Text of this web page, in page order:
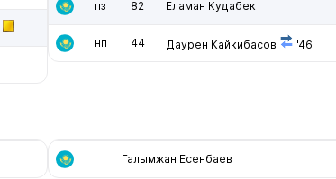
пз 82 Еламан Кудабек
нп 44 Даурен Кайкибасов '46
Галымжан Есенбаев